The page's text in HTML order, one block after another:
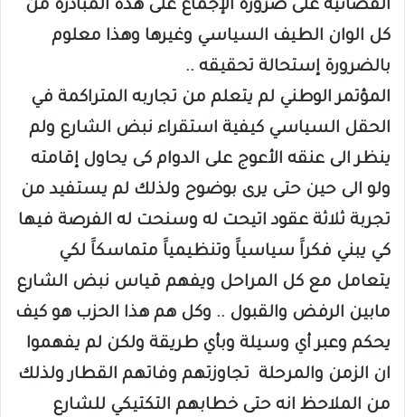
الفضائية على ضرورة الإجماع على هذه المبادرة من
كل الوان الطيف السياسي وغيرها وهذا معلوم
بالضرورة إستحالة تحقيقه ..
المؤتمر الوطني لم يتعلم من تجاربه المتراكمة في
الحقل السياسي كيفية استقراء نبض الشارع ولم
ينظر الى عنقه الأعوج على الدوام كى يحاول إقامته
ولو الى حين حتى يرى بوضوح ولذلك لم يستفيد من
تجربة ثلاثة عقود اتيحت له وسنحت له الفرصة فيها
كي يبني فكراََ سياسياََ وتنظيمياََ متماسكاََ لكي
يتعامل مع كل المراحل ويفهم قياس نبض الشارع
مابين الرفض والقبول .. وكل هم هذا الحزب هو كيف
يحكم وعبر أي وسيلة وبأي طريقة ولكن لم يفهموا
ان الزمن والمرحلة تجاوزتهم وفاتهم القطار ولذلك
من الملاحظ انه حتى خطابهم التكتيكي للشارع